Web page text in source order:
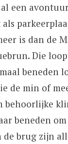
een
is dan de
Die
beneden
de min of
behoorlijke
beneden om
de brug zijn